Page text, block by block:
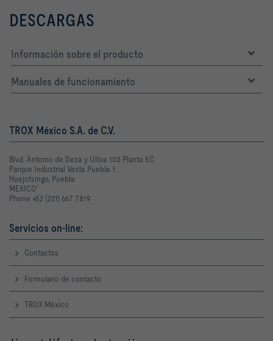
DESCARGAS
Información sobre el producto
Manuales de funcionamiento
TROX México S.A. de C.V.
Blvd. Antonio de Deza y Ulloa 103 Planta 5C
Parque Industrial Vesta Puebla 1
Huejotzingo, Puebla
MEXICO'
Phone +52 (221) 667 7819
Servicios on-line:
Contactos
Formulario de contacto
TROX México